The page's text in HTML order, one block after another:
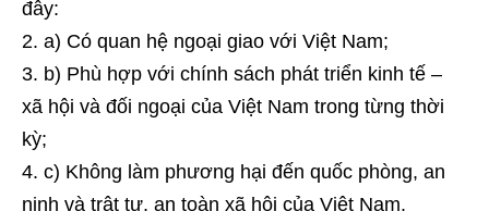
đây:
a) Có quan hệ ngoại giao với Việt Nam;
b) Phù hợp với chính sách phát triển kinh tế –
xã hội và đối ngoại của Việt Nam trong từng thời
kỳ;
c) Không làm phương hại đến quốc phòng, an
ninh và trật tự, an toàn xã hội của Việt Nam.